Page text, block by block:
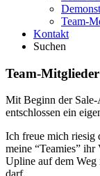
Team-
Kontakt
Suchen
Team-Mitglieder
Mit Beginn der
entschlossen ein
Ich freue mich riesig
meine “Teamies” ihr
Upline auf dem Weg